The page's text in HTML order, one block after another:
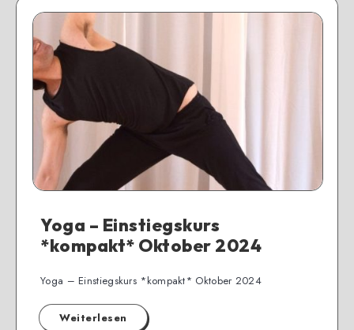
Yoga – Einstiegskurs
*kompakt* Oktober 2024
Yoga – Einstiegskurs *kompakt* Oktober 2024
Weiterlesen